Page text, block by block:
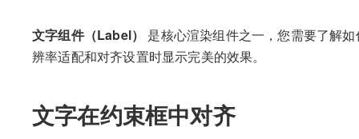
文字组件（Label）
是核心渲染组件之一，您需要了解
辨率适配和对齐设置时显示完美的效果。
文字在约束框中对齐